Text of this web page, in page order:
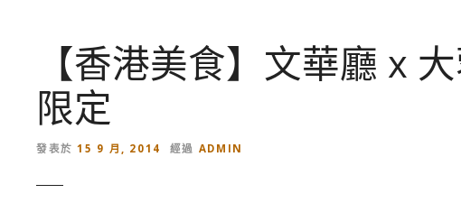
【香港美食】文華廳 x
限定
發表於 15 9 月, 2014 經過 ADMIN